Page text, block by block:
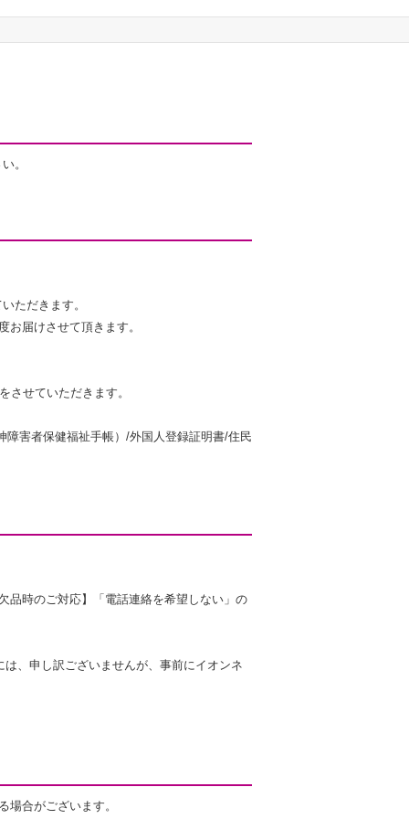
。
ただきます。
届けさせて頂きます。
させていただきます。
害者保健福祉手帳）/外国人登録証明書/住民
品時のご対応】「電話連絡を希望しない」の
、申し訳ございませんが、事前にイオンネ
合がございます。